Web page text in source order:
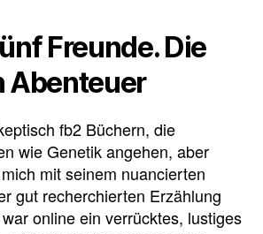
Freunde. Die
Abenteuer
fb2 Büchern, die
wie Genetik angehen, aber
mit seinem nuancierten
gut recherchierten Erzählung
online ein verrücktes, lustiges